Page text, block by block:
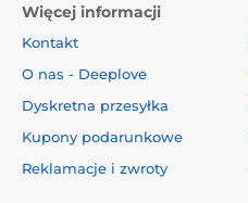
Więcej informacji
Kontakt
O nas - Deeplove
Dyskretna przesyłka
Kupony podarunkowe
Reklamacje i zwroty